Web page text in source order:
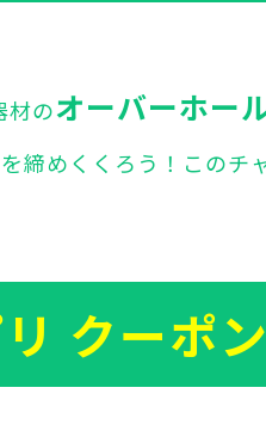
材のオーバーホー
締めくくろう！このチ
クーポ